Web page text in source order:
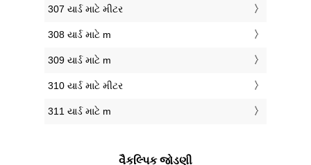
307 યાર્ડ માટે મીટર
308 યાર્ડ માટે m
309 યાર્ડ માટે m
310 યાર્ડ માટે મીટર
311 યાર્ડ માટે m
વૈકલ્પિક જોડણી